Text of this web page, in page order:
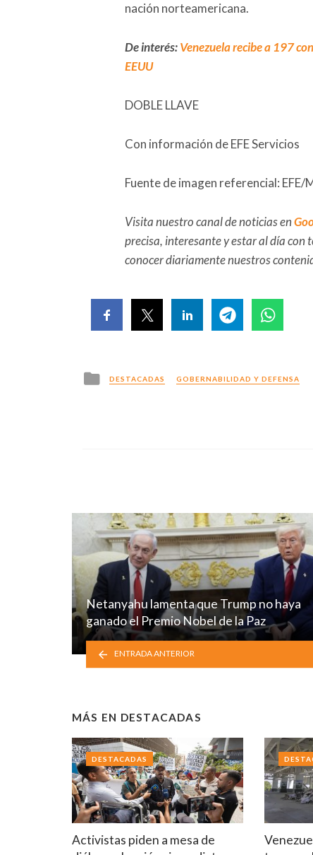
nación norteamericana.
De interés:Venezuela recibe a 197
EEUU
DOBLE LLAVE
Con información de EFE Servicios
Fuente de imagen referencial:
Visita nuestro canal de noticias en
precisa, interesante y estar al día con
conocer diariamente nuestros
Posted
in
DESTACADAS GOBERNABILIDAD Y DEFENSA
Netanyahu lamenta que Trump no haya
ganado el Premio Nobel de la Paz
ENTRADA ANTERIOR
MÁS EN DESTACADAS
Activistas piden a mesa de
DESTACADAS